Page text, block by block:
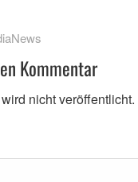
Kommentar
nicht veröffentlicht.